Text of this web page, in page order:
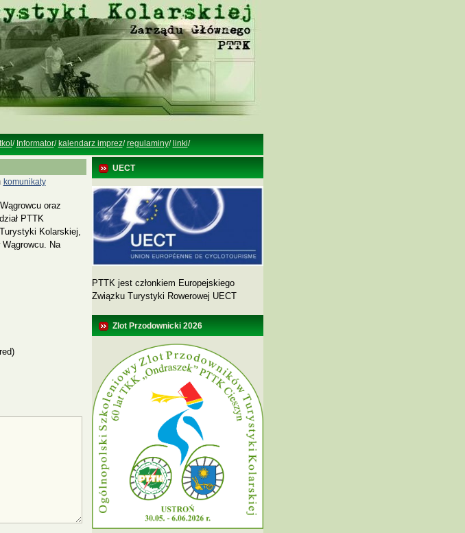
/ Informator/ kalendarz imprez/regulaminy/ linki/
komunikaty
oraz
PTTK
Kolarskiej,
Na
UECT
PTTK jest członkiem Europejskiego
Związku Turystyki Rowerowej UECT
Zlot Przodownicki 2026